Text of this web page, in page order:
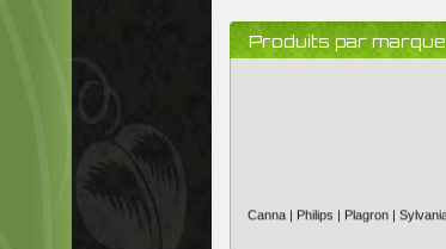
Produits par marque